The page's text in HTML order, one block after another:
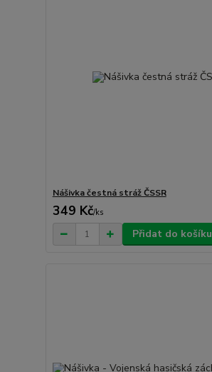
Nášivka čestná stráž ČSSR
349 Kč/ks
Přidat do košíku